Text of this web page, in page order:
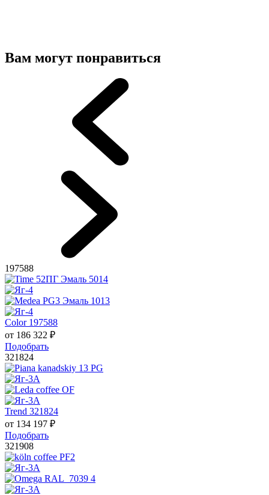
Вам могут понравиться
197588
Color 197588
от 186 322 ₽
Подобрать
321824
Trend 321824
от 134 197 ₽
Подобрать
321908